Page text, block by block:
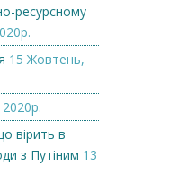
ресурсному
15 Жовтень,
вірить в
з Путіним 13